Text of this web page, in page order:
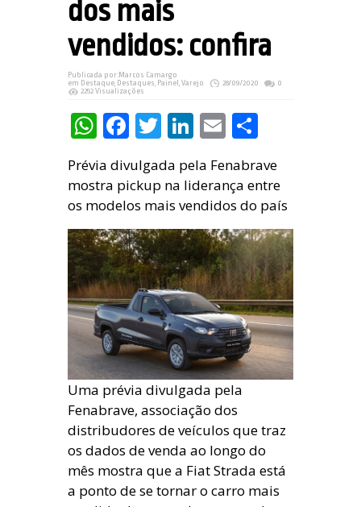
dos mais
vendidos: confira
Publicada por: Marcos Camargo
em Destaque, Destaques, Painel , Varejo 28/09/2020
0
2252 Visualizações
WhatsApp
Facebook
Twitter
LinkedIn
Email
Prévia divulgada pela Fenabrave
mostra pickup na liderança entre
os modelos mais vendidos do país
Uma prévia divulgada pela
Fenabrave, associação dos
distribudores de veículos que traz
os dados de venda ao longo do
mês mostra que a Fiat Strada está
a ponto de se tornar o carro mais